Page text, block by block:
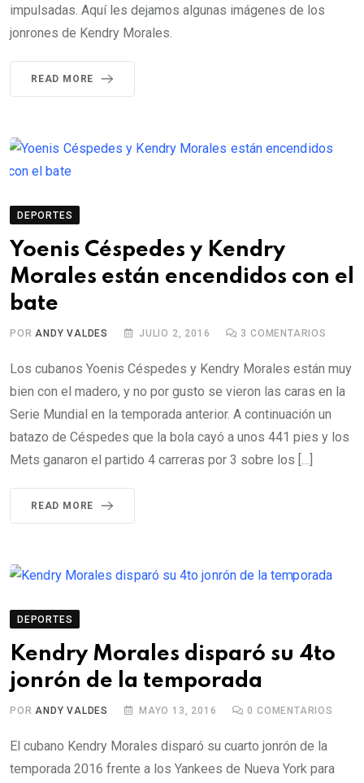
impulsadas. Aquí les dejamos algunas imágenes de los
jonrones de Kendry Morales.
READ MORE
DEPORTES
Yoenis Céspedes y Kendry
Morales están encendidos con el
bate
POR ANDY VALDES JULIO 2, 2016 3 COMENTARIOS
Los cubanos Yoenis Céspedes y Kendry Morales están muy
bien con el madero, y no por gusto se vieron las caras en la
Serie Mundial en la temporada anterior. A continuación un
batazo de Céspedes que la bola cayó a unos 441 pies y los
Mets ganaron el partido 4 carreras por 3 sobre los […]
READ MORE
DEPORTES
Kendry Morales disparó su 4to
jonrón de la temporada
PORANDY VALDES MAYO 13, 2016 0 COMENTARIOS
El cubano Kendry Morales disparó su cuarto jonrón de la
temporada 2016 frente a los Yankees de Nueva York para